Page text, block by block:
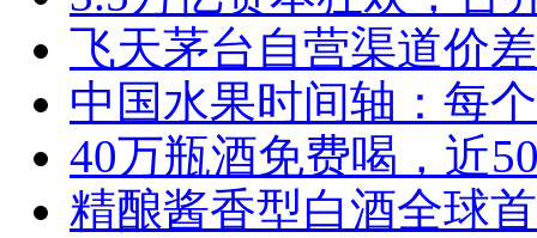
飞天茅台自营渠道价
中国水果时间轴：每
40万瓶酒免费喝，近
精酿酱香型白酒全球